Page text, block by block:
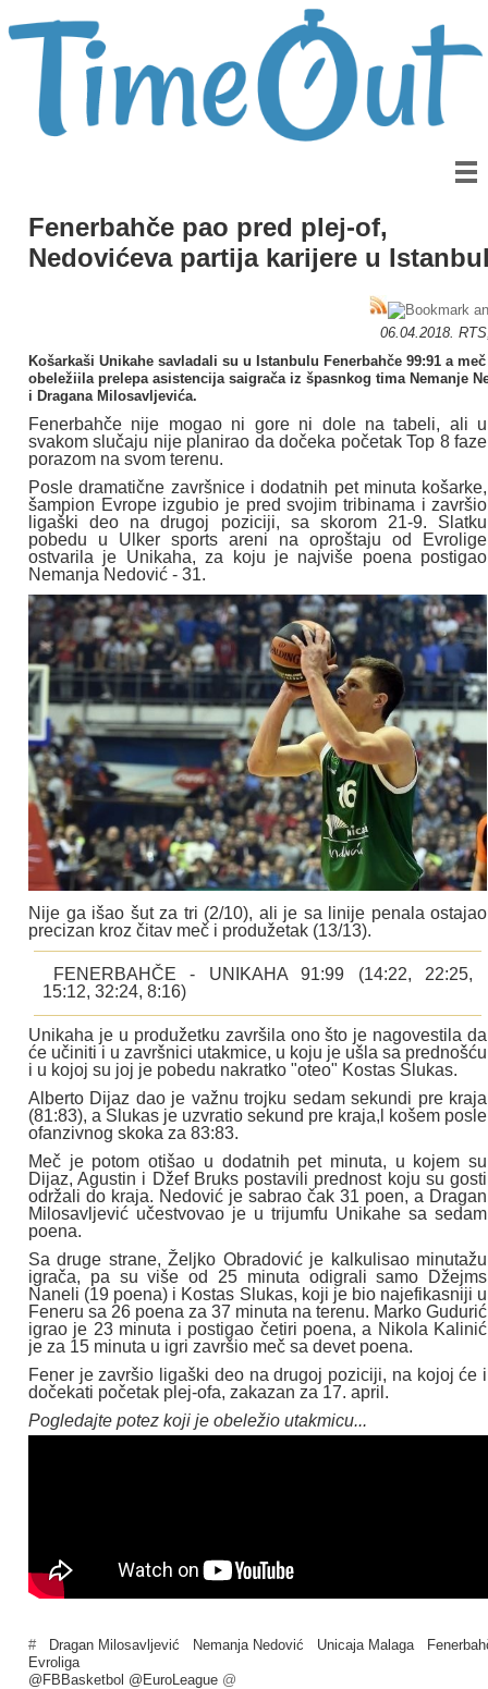
Fenerbahče pao pred plej-of,
Nedovićeva partija karijere u
06.04.2018.
Košarkaši Unikahe savladali su u Istanbulu Fenerbahče 99:91 a
obeležiila prelepa asistencija saigrača iz špasnkog tima Nemanje
i Dragana Milosavljevića.
Fenerbahče nije mogao ni gore ni dole na tabeli, ali u
svakom slučaju nije planirao da dočeka početak Top 8 faze
porazom na svom terenu.
Posle dramatične završnice i dodatnih pet minuta košarke,
šampion Evrope izgubio je pred svojim tribinama i završio
ligaški deo na drugoj poziciji, sa skorom 21-9. Slatku
pobedu u Ulker sports areni na oproštaju od Evrolige
ostvarila je Unikaha, za koju je najviše poena postigao
Nemanja Nedović - 31.
Nije ga išao šut za tri (2/10), ali je sa linije penala ostajao
precizan kroz čitav meč i produžetak (13/13).
FENERBAHČE - UNIKAHA 91:99 (14:22, 22:25,
15:12, 32:24, 8:16)
Unikaha je u produžetku završila ono što je nagovestila da
će učiniti i u završnici utakmice, u koju je ušla sa prednošću
i u kojoj su joj je pobedu nakratko "oteo" Kostas Slukas.
Alberto Dijaz dao je važnu trojku sedam sekundi pre kraja
(81:83), a Slukas je uzvratio sekund pre kraja,l košem posle
ofanzivnog skoka za 83:83.
Meč je potom otišao u dodatnih pet minuta, u kojem su
Dijaz, Agustin i Džef Bruks postavili prednost koju su gosti
održali do kraja. Nedović je sabrao čak 31 poen, a Dragan
Milosavljević učestvovao je u trijumfu Unikahe sa sedam
poena.
Sa druge strane, Željko Obradović je kalkulisao minutažu
igrača, pa su više od 25 minuta odigrali samo Džejms
Naneli (19 poena) i Kostas Slukas, koji je bio najefikasniji u
Feneru sa 26 poena za 37 minuta na terenu. Marko Gudurić
igrao je 23 minuta i postigao četiri poena, a Nikola Kalinić
je za 15 minuta u igri završio meč sa devet poena.
Fener je završio ligaški deo na drugoj poziciji, na kojoj će i
dočekati početak plej-ofa, zakazan za 17. april.
Pogledajte potez koji je obeležio utakmicu...
# Dragan Milosavljević Nemanja Nedović Unicaja Malaga
Evroliga
@FBBasketbol @EuroLeague @